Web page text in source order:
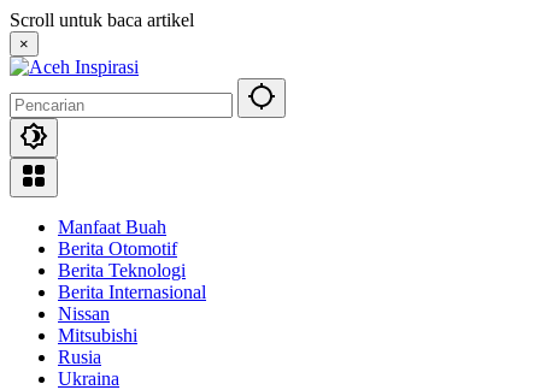
Langsung
ke
konten
Scroll untuk baca artikel
×
Manfaat Buah
Berita Otomotif
Berita Teknologi
Berita Internasional
Nissan
Mitsubishi
Rusia
Ukraina